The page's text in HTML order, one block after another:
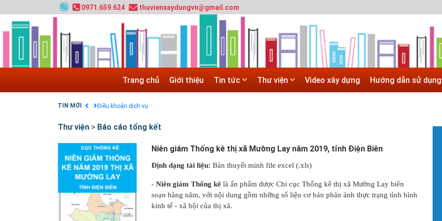
0971.659.624 thuvienxaydungvn@gmail.com
Trang chủ Giới thiệu Tin tức Thư viện Video xây dựng Hướng dẫn sử dụng
TIN MỚI
HƯỚNG DẪN THANH TOÁN VNPAY TRÊN WEBSITE
Tuyển sinh 2024, Khoa kỹ thuật hạ tầng và môi trường đô thị - Đại học Kiến trúc Hà Nội
Quy hoạch chung hệ thống đê điều thành phố Hà Nội
GIAO LƯU TRỰC TUYẾN - TƯ VẤN TUYỂN SINH ĐẠI HỌC CHÍNH QUY ĐẠI HỌC KIẾN TRÚC NĂM 2020 - SỐ 02
Tuyển sinh 2025, Khoa kỹ thuật hạ tầng và môi trường đô thị - Đại học Kiến trúc Hà Nội
Điều khoản dịch vụ
Thư viện > Báo cáo tổng kết
Niên giám Thống kê thị xã Mường Lay năm 2019, tỉnh Điện Biên
Định dạng tài liệu: Bản thuyết minh file excel (.xls)
- Niên giám Thống kê là ấn phẩm được Chi cục Thống kê thị xã Mường Lay biên
soạn hàng năm, với nội dung gồm những số liệu cơ bản phản ánh thực trạng tình hình
kinh tế - xã hội của thị xã.